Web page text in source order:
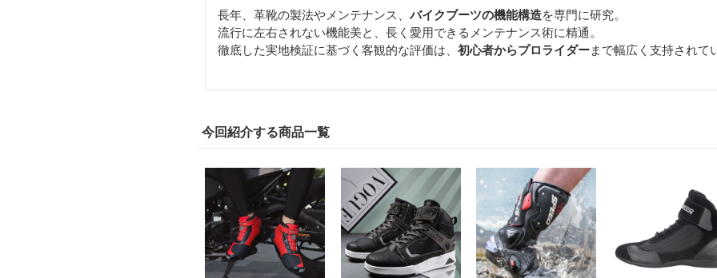
長年、革靴の製法やメンテナンス、 バイクブーツの機能構造を専門に研究。
流行に左右されない機能美と、長く愛用できるメンテナンス術に精通。
徹底した実地検証に基づく客観的な評価は、 初心者からプロライダーまで幅広く支持されて
今回紹介する商品一覧